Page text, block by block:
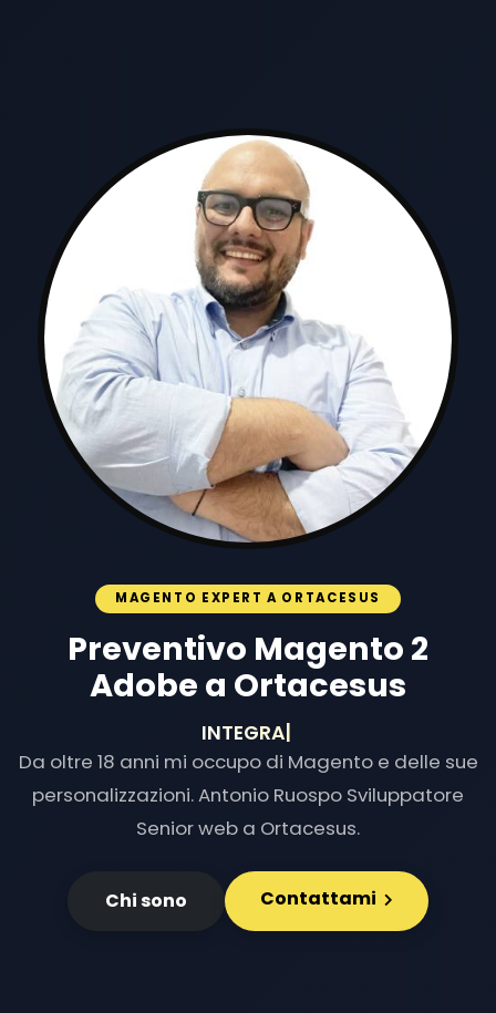
MAGENTO EXPERT A ORTACESUS
Preventivo Magento 2
Adobe a Ortacesus
INTEGRAZIONI E
Da oltre 18 anni mi occupo di Magento e delle sue
personalizzazioni. Antonio Ruospo Sviluppatore
Senior web a Ortacesus.
Chi sono Contattami